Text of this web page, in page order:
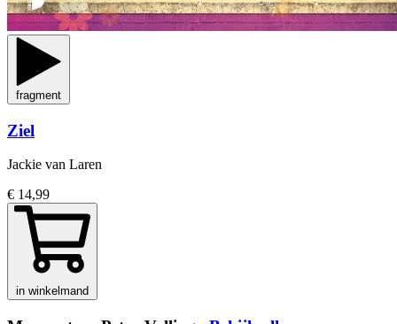
fragment
Ziel
Jackie van Laren
€ 14,99
in winkelmand